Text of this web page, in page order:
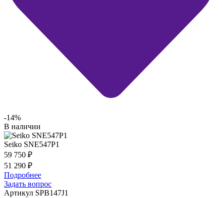
-14%
В наличии
Seiko SNE547P1
59 750 ₽
51 290 ₽
Подробнее
Задать вопрос
Артикул SPB147J1